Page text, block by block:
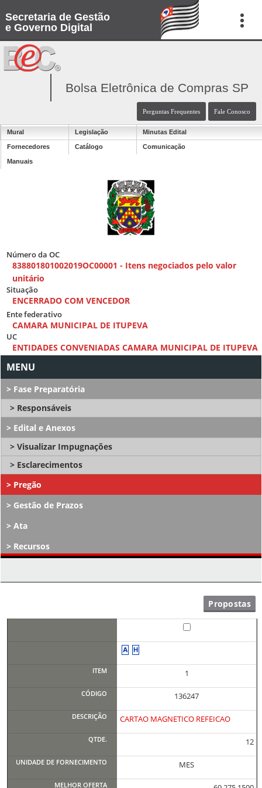
Secretaria de Gestão
e Governo Digital
Bolsa Eletrônica de Compras SP
Perguntas Frequentes Fale Conosco
Mural Legislação Minutas Edital
Fornecedores Catálogo Comunicação
Manuais
Número da OC
838801801002019OC00001 - Itens negociados pelo valor
unitário
Situação
ENCERRADO COM VENCEDOR
Ente federativo
CAMARA MUNICIPAL DE ITUPEVA
UC
ENTIDADES CONVENIADAS CAMARA MUNICIPAL DE ITUPEVA
Fase Preparatória
Responsáveis
Edital e Anexos
Visualizar Impugnações
Esclarecimentos
Pregão
Gestão de Prazos
Ata
Recursos
1
136247
CARTAO MAGNETICO REFEICAO
12
MES